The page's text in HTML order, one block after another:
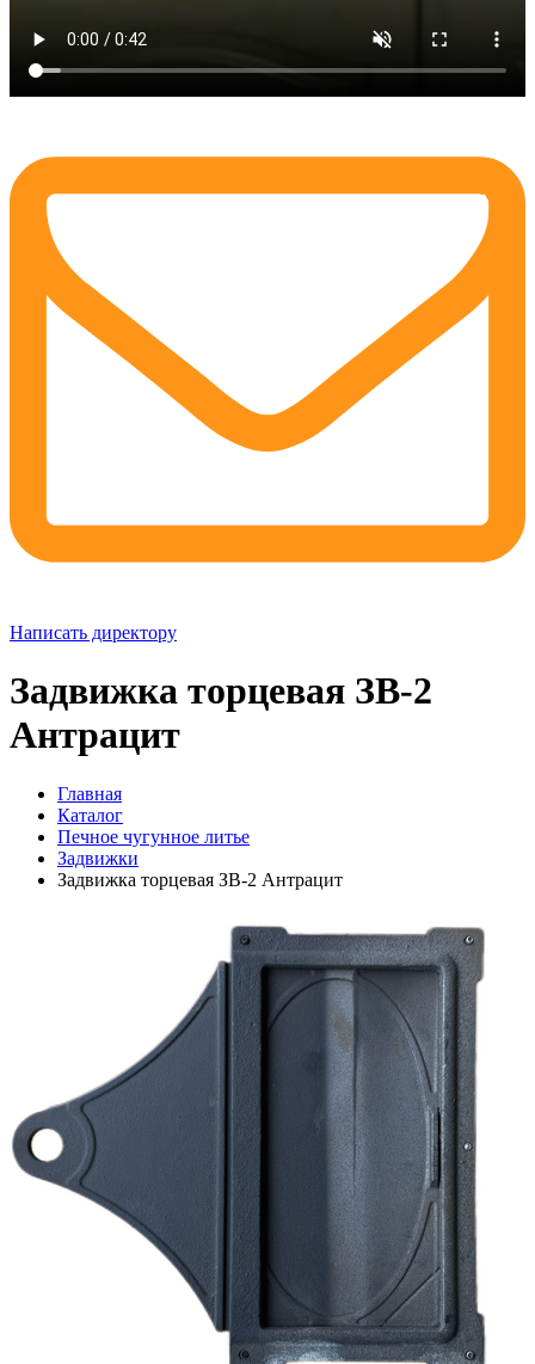
Написать директору
Задвижка торцевая ЗВ-2
Антрацит
Главная
Каталог
Печное чугунное литье
Задвижки
Задвижка торцевая ЗВ-2 Антрацит